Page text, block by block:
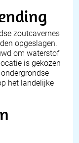
zoutcavernes
opgeslagen.
om waterstof
is gekozen
het landelijke